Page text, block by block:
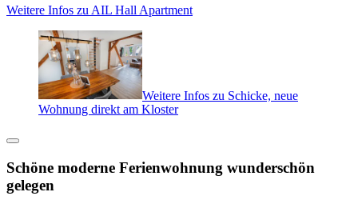
Weitere Infos zu AIL Hall Apartment
Weitere Infos zu Schicke, neue
Wohnung direkt am Kloster
Schöne moderne Ferienwohnung wunderschön
gelegen